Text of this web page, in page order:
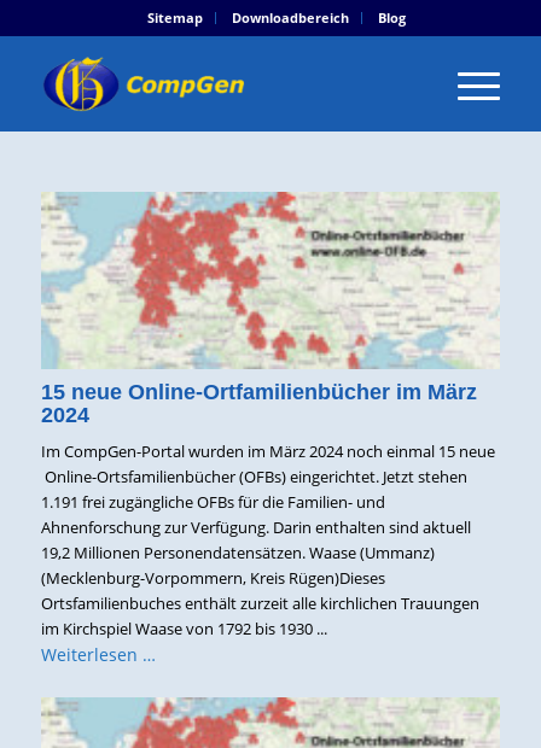
Sitemap Downloadbereich Blog
15 neue Online-Ortfamilienbücher im März
2024
Im CompGen-Portal wurden im März 2024 noch einmal 15 neue
Online-Ortsfamilienbücher (OFBs) eingerichtet. Jetzt stehen
1.191 frei zugängliche OFBs für die Familien- und
Ahnenforschung zur Verfügung. Darin enthalten sind aktuell
19,2 Millionen Personendatensätzen. Waase (Ummanz)
(Mecklenburg-Vorpommern, Kreis Rügen)Dieses
Ortsfamilienbuches enthält zurzeit alle kirchlichen Trauungen
im Kirchspiel Waase von 1792 bis 1930 ...
Weiterlesen …